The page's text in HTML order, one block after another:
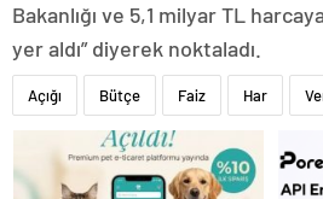
Bakanlığı ve 5,1 milyar TL
yer aldı” diyerek noktaladı.
Açığı Bütçe Faiz Har